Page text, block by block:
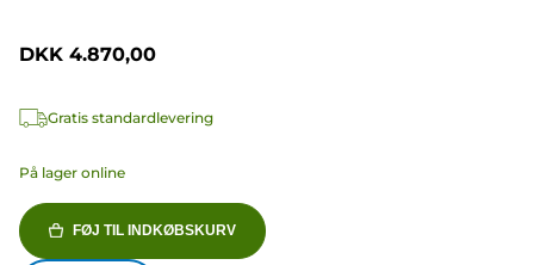
DKK 4.870,00
Gratis standardlevering
På lager online
FØJ TIL INDKØBSKURV